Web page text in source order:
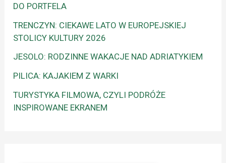
DO PORTFELA
TRENCZYN: CIEKAWE LATO W EUROPEJSKIEJ
STOLICY KULTURY 2026
JESOLO: RODZINNE WAKACJE NAD ADRIATYKIEM
PILICA: KAJAKIEM Z WARKI
TURYSTYKA FILMOWA, CZYLI PODRÓŻE
INSPIROWANE EKRANEM